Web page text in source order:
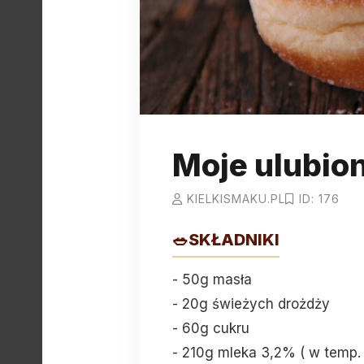
Moje
KIELKISMAKU.PL ID: 176
🥗SKŁADNIKI
- 50g masła
- 20g świeżych drożdży
- 60g cukru
- 210g mleka 3,2% ( w